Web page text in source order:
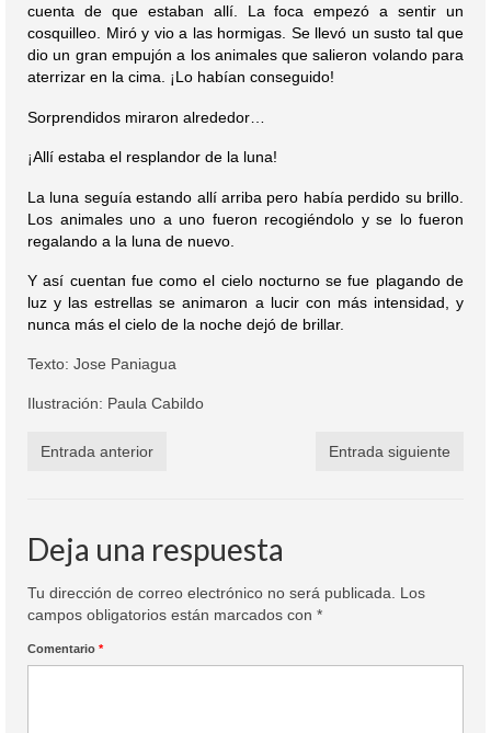
cuenta de que estaban allí. La foca empezó a sentir un
cosquilleo. Miró y vio a las hormigas. Se llevó un susto tal que
dio un gran empujón a los animales que salieron volando para
aterrizar en la cima. ¡ Lo habían conseguido!
Sorprendidos miraron alrededor…
¡Allí estaba el resplandor de la luna!
La luna seguía estando allí arriba pero había perdido su brillo.
Los animales uno a uno fueron recogiéndolo y se lo fueron
regalando a la luna de nuevo.
Y así cuentan fue como el cielo nocturno se fue plagando de
luz y las estrellas se animaron a lucir con más intensidad, y
nunca más el cielo de la noche dejó de brillar.
Texto: Jose Paniagua
Ilustración: Paula Cabildo
Entrada anterior Entrada siguiente
Deja una respuesta
Tu dirección de correo electrónico no será publicada.
Los
campos obligatorios están marcados con *
Comentario *